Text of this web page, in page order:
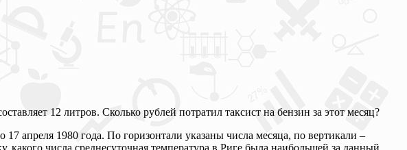
12 литров. Сколько рублей потратил таксист на бензин за этот месяц?
апреля 1980 года. По горизонтали указаны числа месяца, по вертикали –